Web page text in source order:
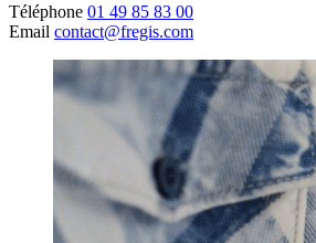
Téléphone 01 49 85 83 00
Email contact@fregis.com